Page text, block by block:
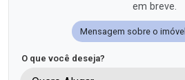
em breve.
Mensagem sobre o imóvel
O que você deseja?